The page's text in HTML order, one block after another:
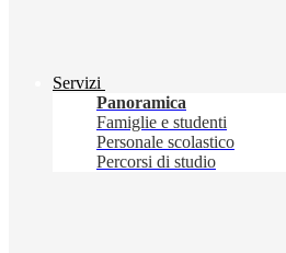
Servizi
Panoramica
Famiglie e studenti
Personale scolastico
Percorsi di studio